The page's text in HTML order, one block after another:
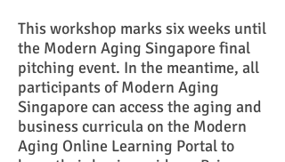
This workshop marks six weeks until
the Modern Aging Singapore final
pitching event. In the meantime, all
participants of Modern Aging
Singapore can access the aging and
business curricula on the Modern
Aging Online Learning Portal to